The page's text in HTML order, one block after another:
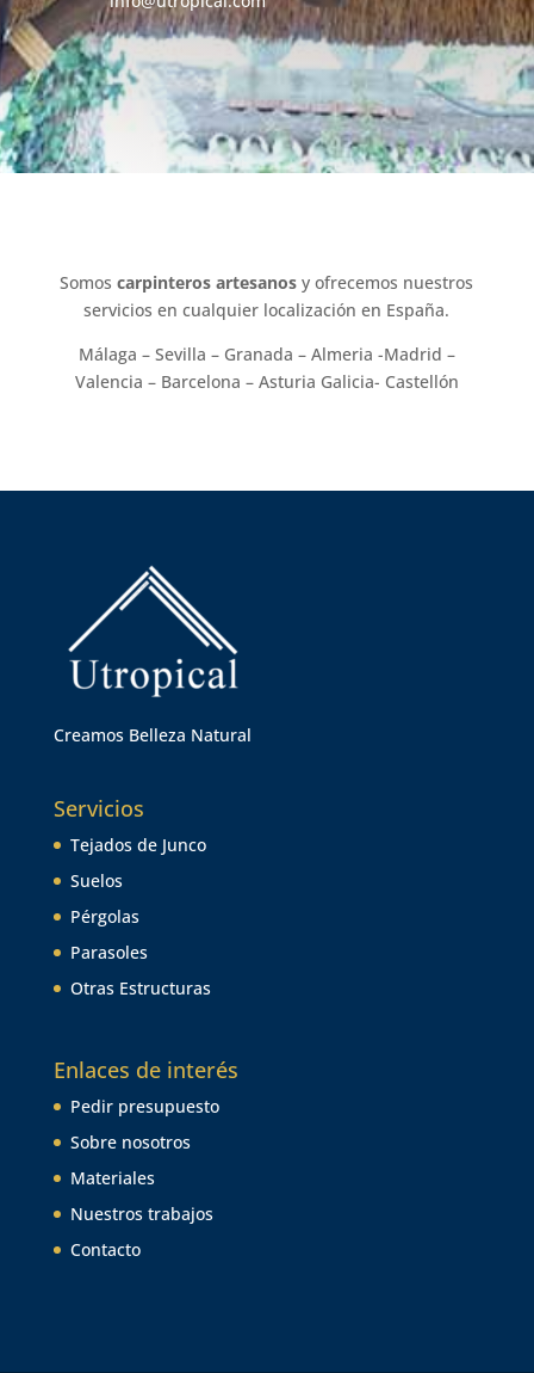
Somos carpinteros artesanos y ofrecemos nuestros
servicios en cualquier localización en España.
Málaga – Sevilla – Granada – Almeria -Madrid –
Valencia – Barcelona – Asturia Galicia- Castellón
Creamos Belleza Natural
Servicios
Tejados de Junco
Suelos
Pérgolas
Parasoles
Otras Estructuras
Enlaces de interés
Pedir presupuesto
Sobre nosotros
Materiales
Nuestros trabajos
Contacto